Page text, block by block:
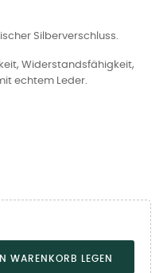
Silberverschluss.
Widerstandsfähigkeit,
echtem Leder.
WARENKORB LEGEN